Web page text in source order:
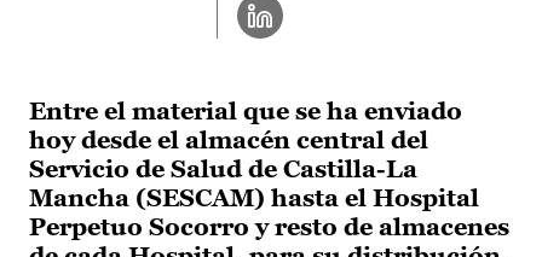
Entre el material que se ha enviado
hoy desde el almacén central del
Servicio de Salud de Castilla-La
Mancha (SESCAM) hasta el Hospital
Perpetuo Socorro y resto de almacenes